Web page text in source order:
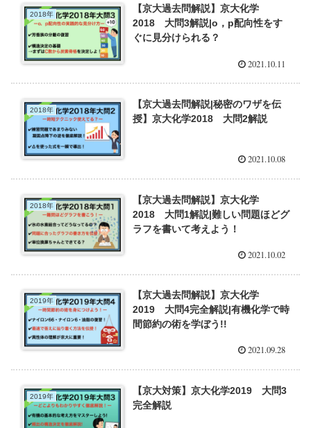
2018年
【京大過去問解説】京大化学
2018 大問3解説|o，p配向性をす
ぐに見分けられる？
2021.10.11
2018年
【京大過去問解説|秘密のワザを伝
授】京大化学2018 大問2解説
2021.10.08
2018年
【京大過去問解説】京大化学
2018 大問1解説|難しい問題ほどグ
ラフを書いて考えよう！
2021.10.02
2019年
【京大過去問解説】京大化学
2019 大問4完全解説|有機化学で時
間節約の術を学ぼう!!
2021.09.28
2019年
【京大対策】京大化学2019 大問3
完全解説